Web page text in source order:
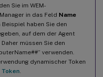
Sie im WEM-
in das Feld Name
haben Sie den
auf dem der Agent
müssen Sie den
verwenden.
dynamischer Token
Token